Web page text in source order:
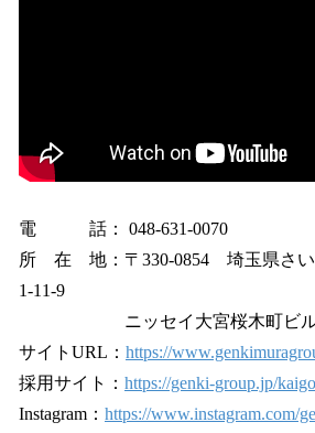
電 話： 048-631-0070
所 在 地：〒330-0854 埼玉県さい
1‐11‐9
ニッセイ大宮桜木町ビル
サイトURL： https://
採用サイト： https://genki-group.jp/
Instagram： https://www.instagram.com/